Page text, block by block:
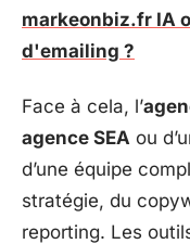
markeonbiz.fr IA
d'emailing ?
Face à cela, l’
agence SEA ou
d’une équipe
stratégie, du
reporting. Les